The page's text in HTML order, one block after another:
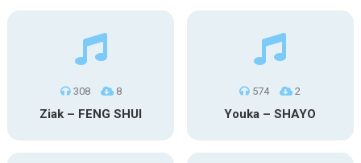
308 8
Ziak – FENG SHUI
574 2
Youka – SHAYO